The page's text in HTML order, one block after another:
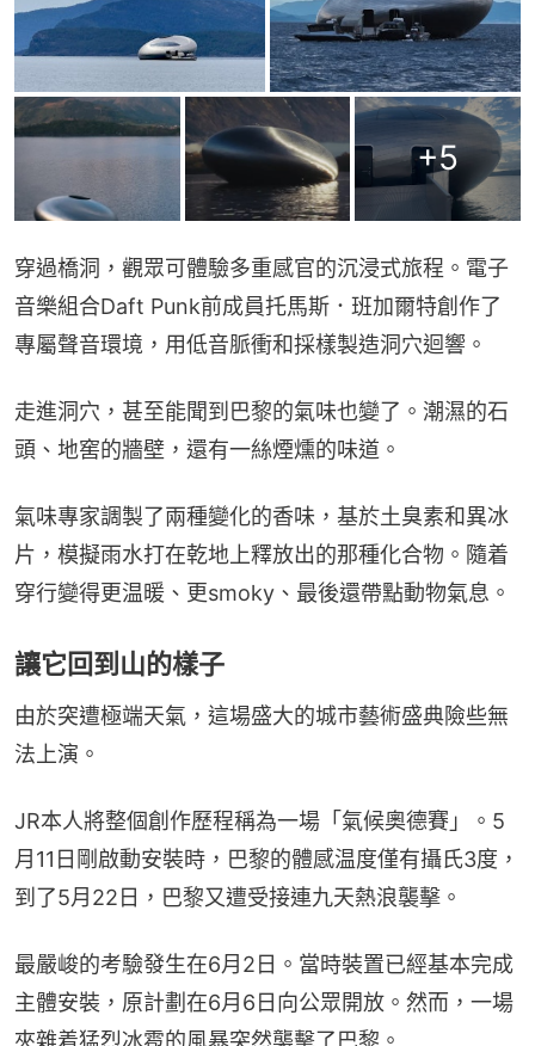
+5
穿過橋洞，觀眾可體驗多重感官的沉浸式旅程。電子
音樂組合Daft Punk前成員托馬斯．班加爾特創作了
專屬聲音環境，用低音脈衝和採樣製造洞穴迴響。
走進洞穴，甚至能聞到巴黎的氣味也變了。潮濕的石
頭、地窖的牆壁，還有一絲煙燻的味道。
氣味專家調製了兩種變化的香味，基於土臭素和異冰
片，模擬雨水打在乾地上釋放出的那種化合物。隨着
穿行變得更温暖、更smoky、最後還帶點動物氣息。
讓它回到山的樣子
由於突遭極端天氣，這場盛大的城市藝術盛典險些無
法上演。
JR本人將整個創作歷程稱為一場「氣候奧德賽」。5
月11日剛啟動安裝時，巴黎的體感温度僅有攝氏3度，
到了5月22日，巴黎又遭受接連九天熱浪襲擊。
最嚴峻的考驗發生在6月2日。當時裝置已經基本完成
主體安裝，原計劃在6月6日向公眾開放。然而，一場
夾雜着猛烈冰雹的風暴突然襲擊了巴黎。